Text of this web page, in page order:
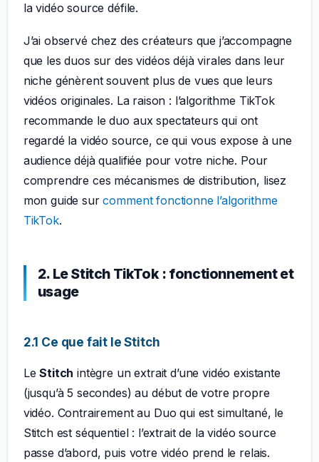
la vidéo source défile.
J’ai observé chez des créateurs que j’accompagne
que les duos sur des vidéos déjà virales dans leur
niche génèrent souvent plus de vues que leurs
vidéos originales. La raison : l’algorithme TikTok
recommande le duo aux spectateurs qui ont
regardé la vidéo source, ce qui vous expose à une
audience déjà qualifiée pour votre niche. Pour
comprendre ces mécanismes de distribution, lisez
mon guide surcomment fonctionne l’algorithme
TikTok.
2. Le Stitch TikTok : fonctionnement et
usage
2.1 Ce que fait le Stitch
LeStitch intègre un extrait d’une vidéo existante
(jusqu’à 5 secondes) au début de votre propre
vidéo. Contrairement au Duo qui est simultané, le
Stitch est séquentiel : l’extrait de la vidéo source
passe d’abord, puis votre vidéo prend le relais.